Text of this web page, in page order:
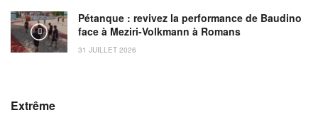
Pétanque : revivez la performance de Baudino
face à Meziri-Volkmann à Romans
31 JUILLET 2026
Extrême